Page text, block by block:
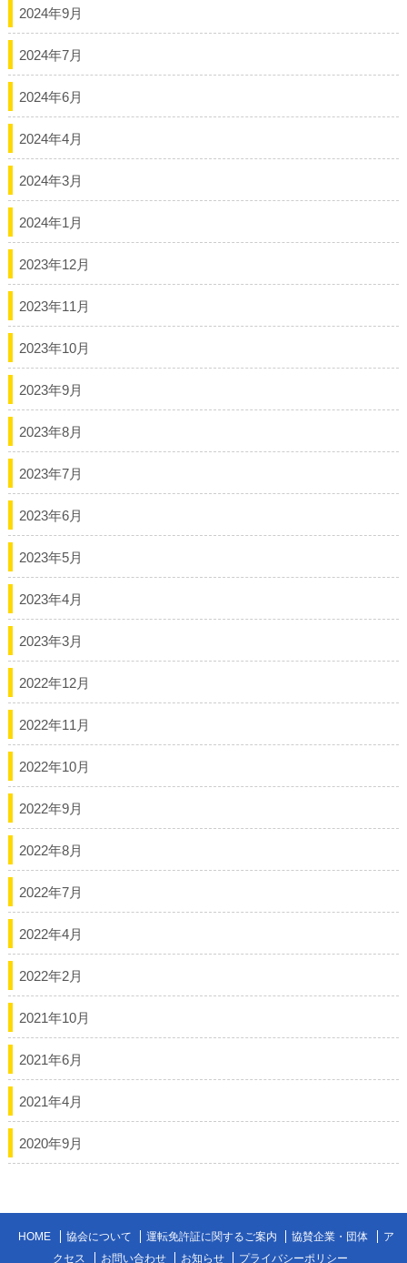
2024年9月
2024年7月
2024年6月
2024年4月
2024年3月
2024年1月
2023年12月
2023年11月
2023年10月
2023年9月
2023年8月
2023年7月
2023年6月
2023年5月
2023年4月
2023年3月
2022年12月
2022年11月
2022年10月
2022年9月
2022年8月
2022年7月
2022年4月
2022年2月
2021年10月
2021年6月
2021年4月
2020年9月
HOME 協会について 運転免許証に関するご案内 協賛企業・団体
ア
クセス
お問い合わせ お知らせ プライバシーポリシー